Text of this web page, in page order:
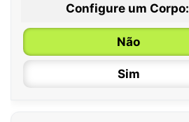
Configure um Corpo:
Não
Sim